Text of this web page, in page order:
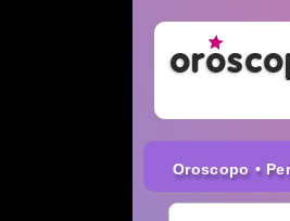
Oroscopo •